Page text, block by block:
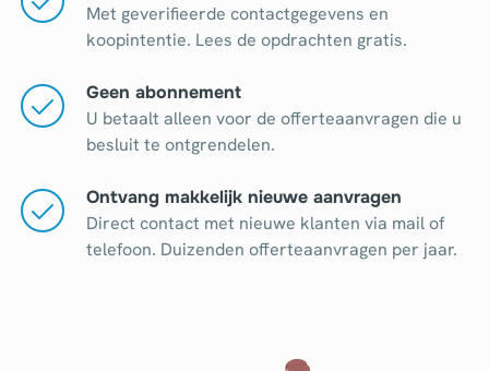
Met geverifieerde contactgegevens en
koopintentie. Lees de opdrachten gratis.
Geen abonnement
U betaalt alleen voor de offerteaanvragen die u
besluit te ontgrendelen.
Ontvang makkelijk nieuwe aanvragen
Direct contact met nieuwe klanten via mail of
telefoon. Duizenden offerteaanvragen per jaar.